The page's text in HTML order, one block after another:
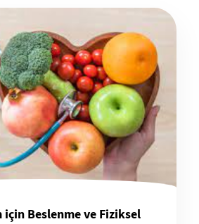
için Beslenme ve Fiziksel